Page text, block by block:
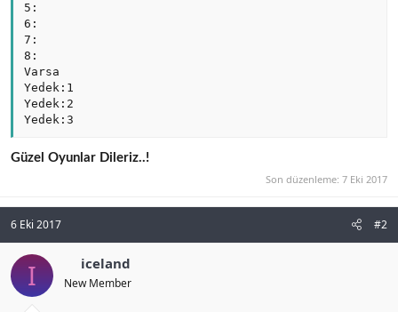
5:
6:
7:
8:
Varsa
Yedek:1
Yedek:2
Yedek:3
Güzel Oyunlar Dileriz..!
Son düzenleme: 7 Eki 2017
6 Eki 2017 #2
I iceland
New Member